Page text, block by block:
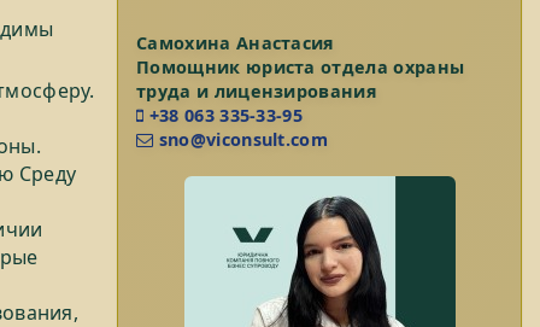
Среду
Самохина Анастасия
Помощник юриста отдела охраны
труда и лицензирования
+38 063 335-33-95
sno@viconsult.com